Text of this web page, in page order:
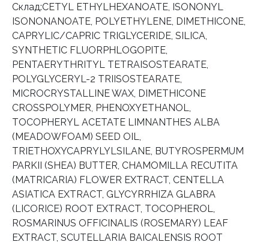
Склад:CETYL ETHYLHEXANOATE, ISONONYL
ISONONANOATE, POLYETHYLENE, DIMETHICONE,
CAPRYLIC/CAPRIC TRIGLYCERIDE, SILICA,
SYNTHETIC FLUORPHLOGOPITE,
PENTAERYTHRITYL TETRAISOSTEARATE,
POLYGLYCERYL-2 TRIISOSTEARATE,
MICROCRYSTALLINE WAX, DIMETHICONE
CROSSPOLYMER, PHENOXYETHANOL,
TOCOPHERYL ACETATE LIMNANTHES ALBA
(MEADOWFOAM) SEED OIL,
TRIETHOXYCAPRYLYLSILANE, BUTYROSPERMUM
PARKII (SHEA) BUTTER, CHAMOMILLA RECUTITA
(MATRICARIA) FLOWER EXTRACT, CENTELLA
ASIATICA EXTRACT, GLYCYRRHIZA GLABRA
(LICORICE) ROOT EXTRACT, TOCOPHEROL,
ROSMARINUS OFFICINALIS (ROSEMARY) LEAF
EXTRACT, SCUTELLARIA BAICALENSIS ROOT